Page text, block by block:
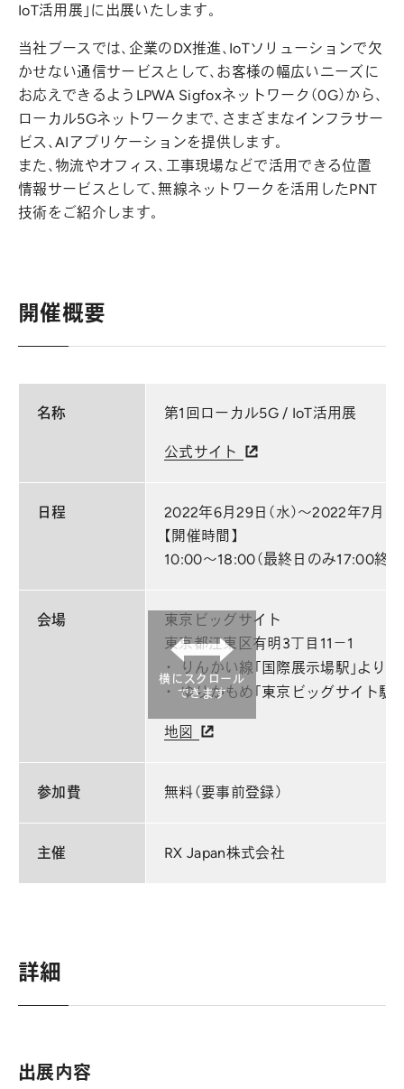
IoT活用展」に出展いたします。
当社ブースでは、企業のDX推進、IoTソリューションで欠
かせない通信サービスとして、お客様の幅広いニーズに
お応えできるようLPWA Sigfoxネットワーク（0G）から、
ローカル5Gネットワークまで、さまざまなインフラサー
ビス、AIアプリケーションを提供します。
また、物流やオフィス、工事現場などで活用できる位置
情報サービスとして、無線ネットワークを活用したPNT
技術をご紹介します。
開催概要
名称 第1回ローカル5G / IoT活用展
公式サイト
日程
2022年6月29日（水）～2022年7月1日
【開催時間】
10:00～18:00（最終日のみ17:00終了
会場
東京ビッグサイト
東京都江東区有明3丁目11−1
りんかい線「国際展示場駅」より
ゆりかもめ「東京ビッグサイト駅
地図
参加費 無料（要事前登録）
主催 RX Japan株式会社
横にスクロール
できます
詳細
出展内容